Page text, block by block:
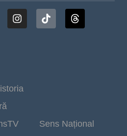
Sens Național